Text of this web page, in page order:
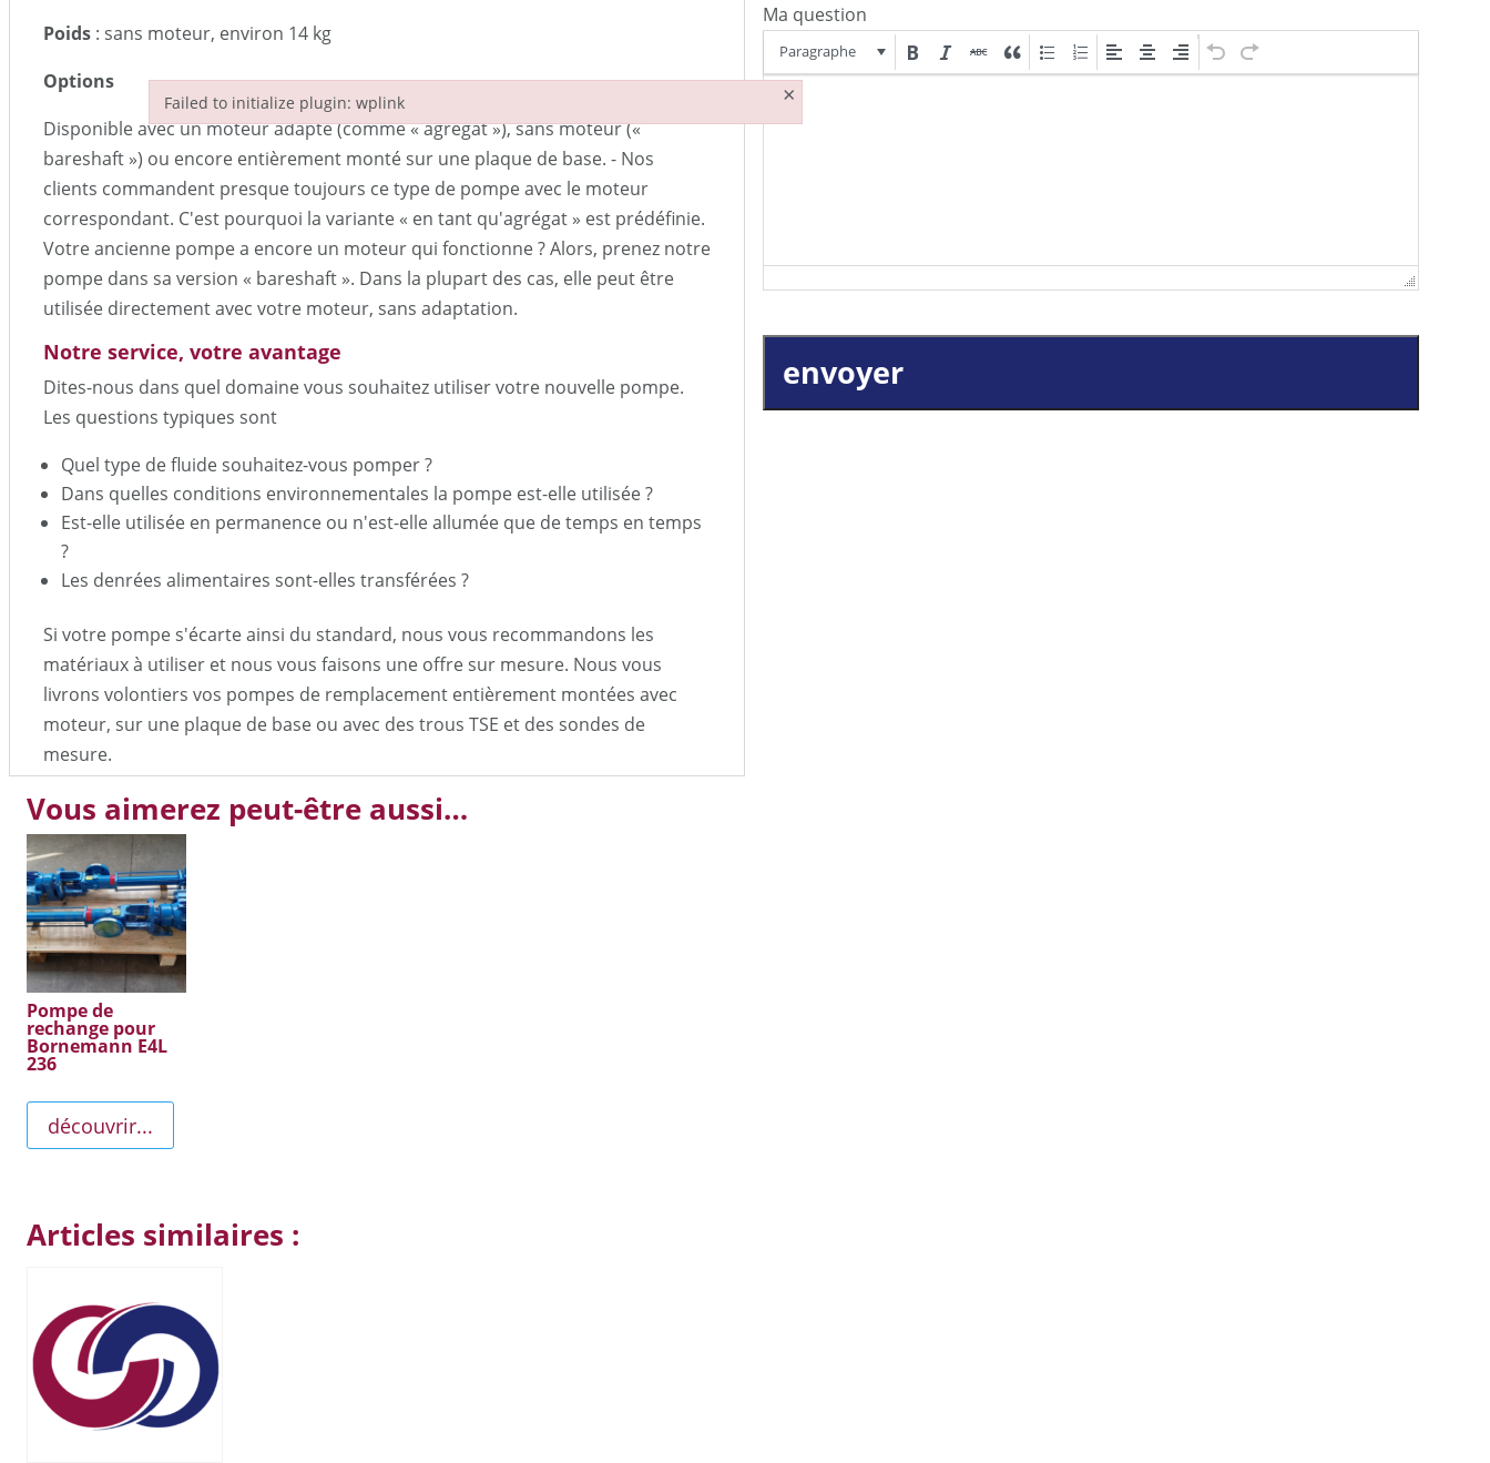
Poids : sans moteur, environ 14 kg
Options
Disponible avec un moteur adapté (comme « agrégat »), sans moteur («
bareshaft ») ou encore entièrement monté sur une plaque de base. - Nos
clients commandent presque toujours ce type de pompe avec le moteur
correspondant. C'est pourquoi la variante « en tant qu'agrégat » est prédéfinie.
Votre ancienne pompe a encore un moteur qui fonctionne ? Alors, prenez notre
pompe dans sa version « bareshaft ». Dans la plupart des cas, elle peut être
utilisée directement avec votre moteur, sans adaptation.
Notre service, votre avantage
Dites-nous dans quel domaine vous souhaitez utiliser votre nouvelle pompe.
Les questions typiques sont
Quel type de fluide souhaitez-vous pomper ?
Dans quelles conditions environnementales la pompe est-elle utilisée ?
Est-elle utilisée en permanence ou n'est-elle allumée que de temps en temps
?
Les denrées alimentaires sont-elles transférées ?
Si votre pompe s'écarte ainsi du standard, nous vous recommandons les
matériaux à utiliser et nous vous faisons une offre sur mesure. Nous vous
livrons volontiers vos pompes de remplacement entièrement montées avec
moteur, sur une plaque de base ou avec des trous TSE et des sondes de
mesure.
Vous aimerez peut-être aussi…
Pompe de
rechange pour
Bornemann E4L
236
découvrir...
Ma question
Paragraphe
envoyer
Articles similaires :
Failed to initialize plugin: wplink ×
Failed to initialize plugin: wplink